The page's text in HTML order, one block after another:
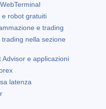
e robot gratuiti
e trading
nella sezione
Advisor e applicazioni
latenza